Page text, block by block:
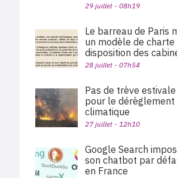
29 juillet - 08h19
Le barreau de Paris
un modèle de charte
disposition des
28 juillet - 07h54
Pas de trève estivale
pour le dérèglement
climatique
27 juillet - 12h10
Google Search
son chatbot par
en France